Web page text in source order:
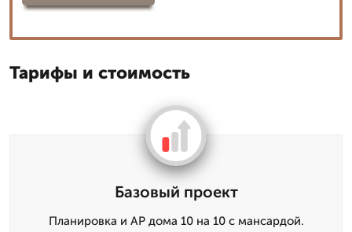
Тарифы и стоимость
Базовый проект
Планировка и АР дома 10 на 10 с мансардой.